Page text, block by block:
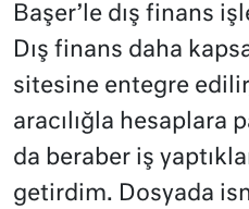
Başer’le dış finans
Dış finans daha
sitesine entegre
aracılığla hesaplara
da beraber iş
getirdim. Dosyada